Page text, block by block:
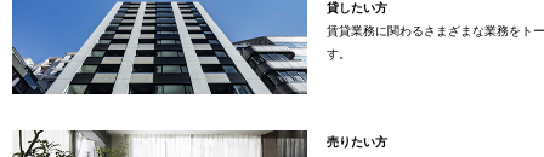
貸したい方
賃貸業務に関わるさまざまな業務をト
す。
売りたい方